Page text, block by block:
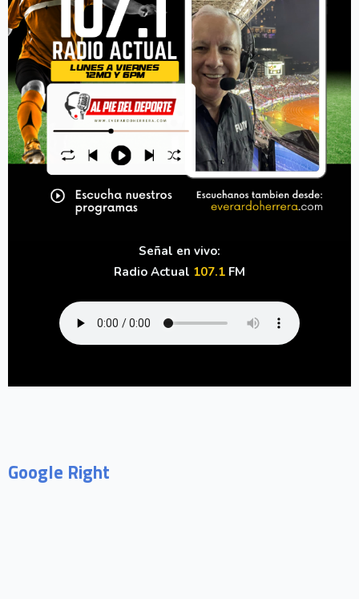
Señal en vivo:
Radio Actual 107.1 FM
Google Right